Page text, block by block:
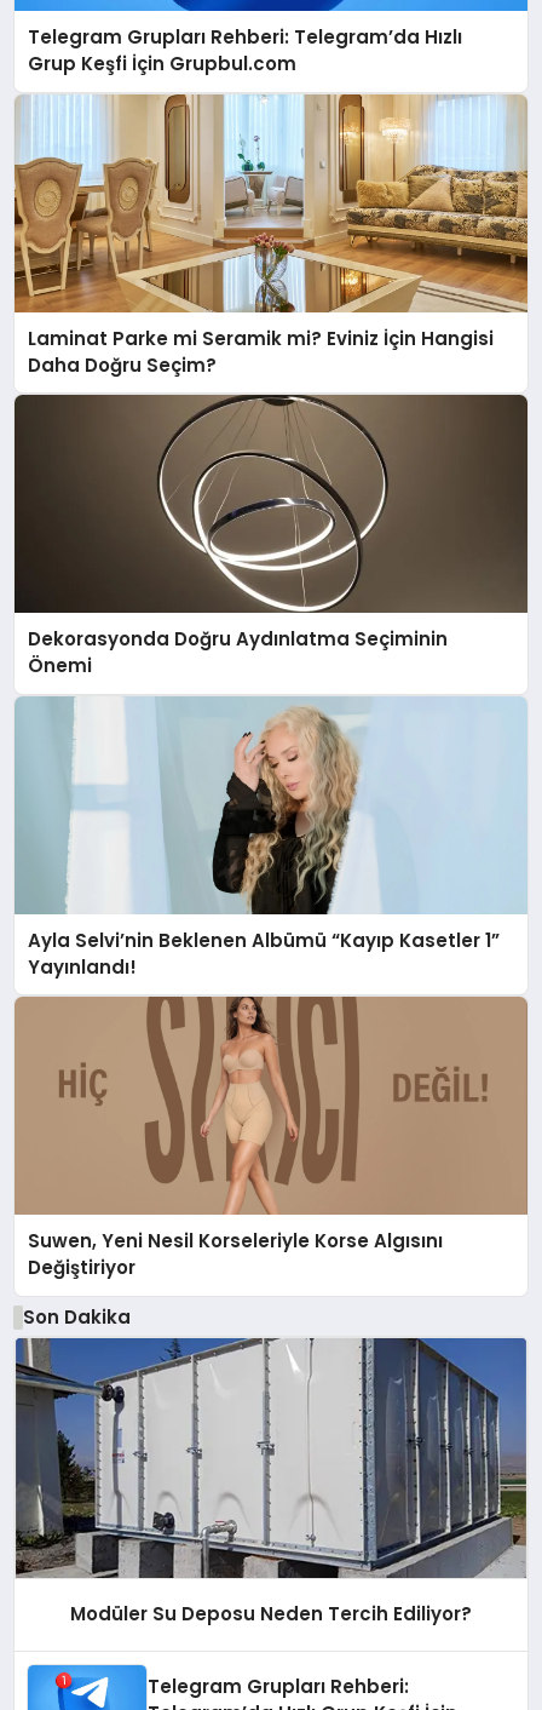
Telegram Grupları Rehberi: Telegram’da Hızlı
Grup Keşfi İçin Grupbul.com
Laminat Parke mi Seramik mi? Eviniz İçin Hangisi
Daha Doğru Seçim?
Dekorasyonda Doğru Aydınlatma Seçiminin
Önemi
Ayla Selvi’nin Beklenen Albümü “Kayıp Kasetler 1”
Yayınlandı!
Suwen, Yeni Nesil Korseleriyle Korse Algısını
Değiştiriyor
Son Dakika
Modüler Su Deposu Neden Tercih Ediliyor?
Telegram Grupları Rehberi: